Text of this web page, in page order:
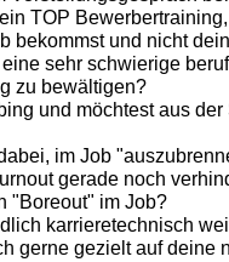
TOP
bekommst und nicht
sehr schwierige
zu bewältigen?
und möchtest aus der
im Job
gerade noch
"Boreout" im Job?
karrieretechnisch
gerne gezielt auf deine